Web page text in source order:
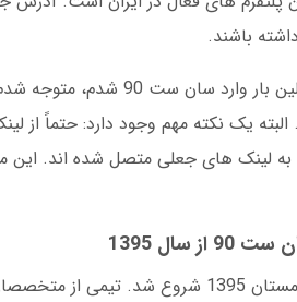
باشند.
وقتی برای اولین بار
سال 1395
همه چیز در زمستان 1395 شروع